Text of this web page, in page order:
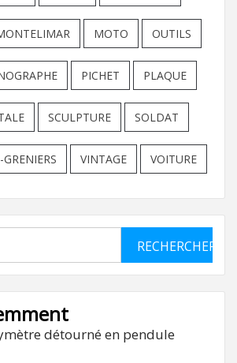
MOTO OUTILS
PICHET PLAQUE
SCULPTURE SOLDAT
VINTAGE VOITURE
détourné en pendule